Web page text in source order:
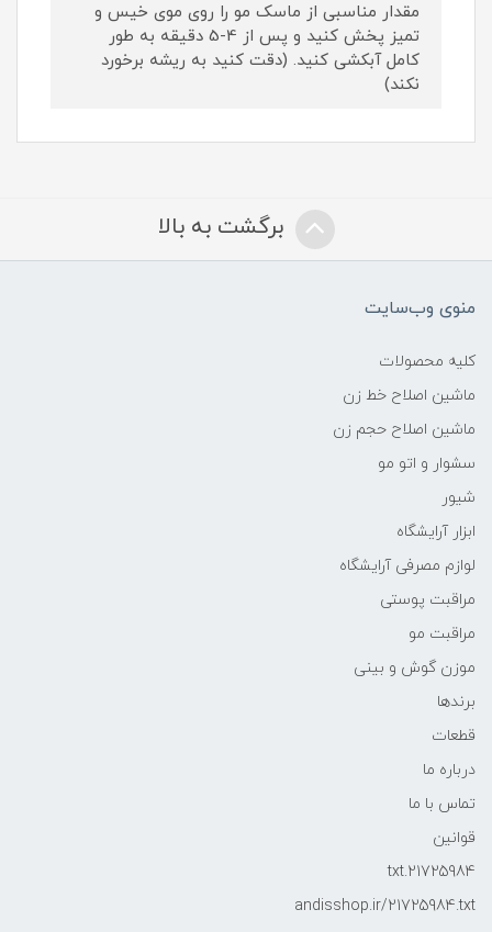
مقدار مناسبی از ماسک مو را روی موی خیس و
تمیز پخش کنید و پس از 4-5 دقیقه به طور
کامل آبکشی کنید. (دقت کنید به ریشه برخورد
نکند)
برگشت به بالا
منوی وب‌سایت
کلیه محصولات
ماشین اصلاح خط زن
ماشین اصلاح حجم زن
سشوار و اتو مو
شیور
ابزار آرایشگاه
لوازم مصرفی آرایشگاه
مراقبت پوستی
مراقبت مو
موزن گوش و بینی
برندها
قطعات
درباره ما
تماس با ما
قوانین
21725984.txt
andisshop.ir/21725984.txt